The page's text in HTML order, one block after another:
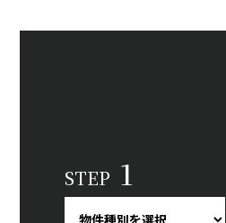
STEP 1